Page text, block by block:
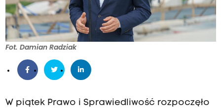
Fot. Damian Radziak
W piątek Prawo i Sprawiedliwość rozpoczęło